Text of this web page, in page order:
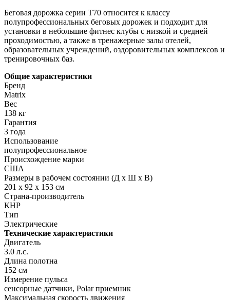
Беговая дорожка серии T70 относится к классу
полупрофессиональных беговых дорожек и подходит для
установки в небольшие фитнес клубы с низкой и средней
проходимостью, а также в тренажерные залы отелей,
образовательных учреждений, оздоровительных комплексов и
тренировочных баз.
Общие характеристики
Бренд
Matrix
Вес
138 кг
Гарантия
3 года
Использование
полупрофессиональное
Происхождение марки
США
Размеры в рабочем состоянии (Д х Ш х В)
201 x 92 x 153 см
Страна-производитель
КНР
Тип
Электрические
Технические характеристики
Двигатель
3.0 л.с.
Длина полотна
152 см
Измерение пульса
сенсорные датчики, Polar приемник
Максимальная скорость движения